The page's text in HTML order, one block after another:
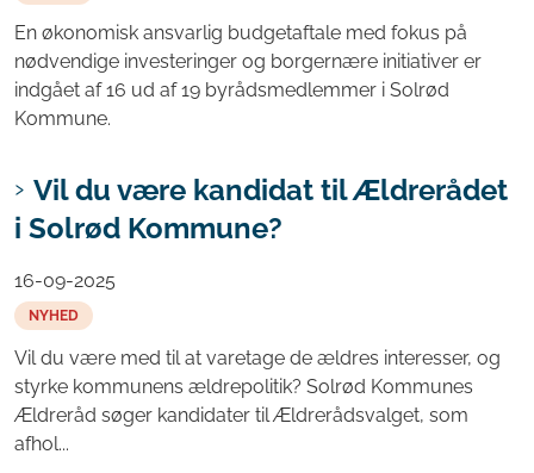
En økonomisk ansvarlig budgetaftale med fokus på
nødvendige investeringer og borgernære initiativer er
indgået af 16 ud af 19 byrådsmedlemmer i Solrød
Kommune.
Vil du være kandidat til Ældrerådet
i Solrød Kommune?
16-09-2025
NYHED
Vil du være med til at varetage de ældres interesser, og
styrke kommunens ældrepolitik? Solrød Kommunes
Ældreråd søger kandidater til Ældrerådsvalget, som
afhol...